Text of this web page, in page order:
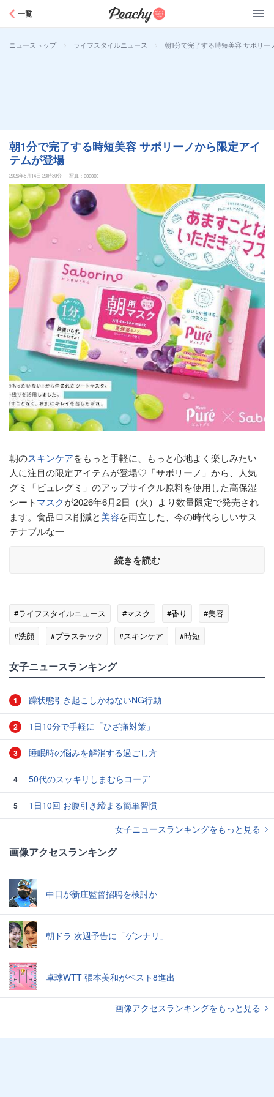
一覧
ニューストップ > ライフスタイルニュース > 朝1分で完了する時短美容 サボリー
朝1分で完了する時短美容 サボリーノから限定アイ
テムが登場
2026年5月14日 23時30分 写真：cocotte
朝のスキンケアをもっと手軽に、もっと心地よく楽しみたい
人に注目の限定アイテムが登場♡「サボリーノ」から、人気
グミ「ピュレグミ」のアップサイクル原料を使用した高保湿
シートマスクが2026年6月2日（火）より数量限定で発売され
ます。食品ロス削減と美容を両立した、今の時代らしいサス
テナブルな一
続きを読む
#ライフスタイルニュース #マスク #香り
#美容
#洗顔
#プラスチック #スキンケア #時短
女子ニュースランキング
1 躁状態引き起こしかねないNG行動
2 1日10分で手軽に「ひざ痛対策」
3 睡眠時の悩みを解消する過ごし方
4 50代のスッキリしまむらコーデ
5
1日10回 お腹引き締まる簡単習慣
女子ニュースランキングをもっと見る
画像アクセスランキング
中日が新庄監督招聘を検討か
朝ドラ 次週予告に「ゲンナリ」
卓球WTT 張本美和がベスト8進出
画像アクセスランキングをもっと見る